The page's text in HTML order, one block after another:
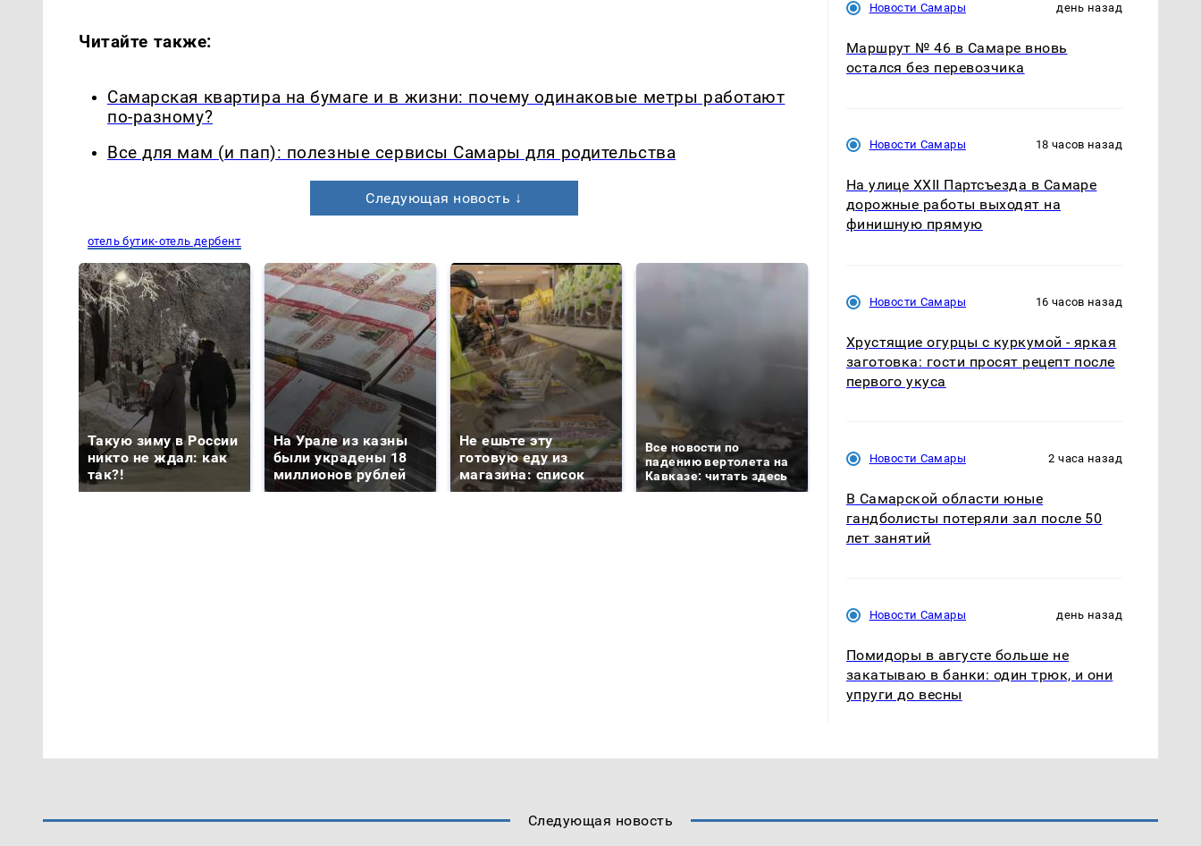
Читайте также:
Самарская квартира на бумаге и в жизни: почему одинаковые метры работают
по-разному?
Все для мам (и пап): полезные сервисы Самары для родительства
Следующая новость ↓
отель бутик-отель дербент
Такую зиму в России
никто не ждал: как
так?!
На Урале из казны
были украдены 18
миллионов рублей
Не ешьте эту
готовую еду из
магазина: список
Все новости по
падению вертолета на
Кавказе: читать здесь
было с 1945: чего
ажиотаж из-за этого
Новости Самары день назад
Маршрут № 46 в Самаре вновь
остался без перевозчика
Новости Самары 18 часов назад
На улице XXII Партсъезда в Самаре
дорожные работы выходят на
финишную прямую
Новости Самары 16 часов назад
Хрустящие огурцы с куркумой - яркая
заготовка: гости просят рецепт после
первого укуса
Новости Самары 2 часа назад
В Самарской области юные
гандболисты потеряли зал после 50
лет занятий
Новости Самары день назад
Помидоры в августе больше не
закатываю в банки: один трюк, и они
упруги до весны
Следующая новость